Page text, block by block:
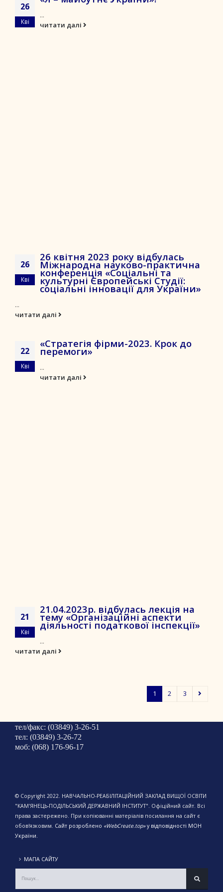
26
Кві
...
читати далі
26
Кві
26 квітня 2023 року відбулась
Міжнародна науково-практична
конференція «Соціальні та
культурні Європейські Студії:
соціальні інновації для України»
...
читати далі
22
Кві
«Стратегія фірми-2023. Крок до
перемоги»
...
читати далі
21
Кві
21.04.2023р. відбулась лекція на
тему «Організаційні аспекти
діяльності податкової інспекції»
...
читати далі
1 2 3
тел/факс: (03849) 3-26-51
тел: (03849) 3-26-72
моб: (068) 176-96-17
© Copyright 2022. НАВЧАЛЬНО-РЕАБІЛІТАЦІЙНИЙ ЗАКЛАД ВИЩОЇ ОСВІТИ
"КАМ'ЯНЕЦЬ-ПОДІЛЬСЬКИЙ ДЕРЖАВНИЙ ІНСТИТУТ". Офіційний сайт. Всі
права застережено. При копіюванні матеріалів посилання на сайт є
обов'язковим. Сайт розроблено «WebCreate.top»у відповідності МОН
України.
МАПА САЙТУ